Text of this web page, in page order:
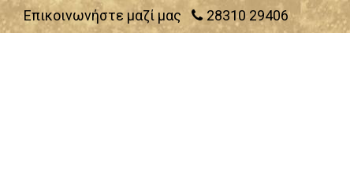
Επικοινωνήστε μαζί μας 28310 29406